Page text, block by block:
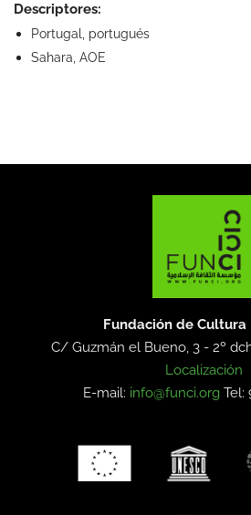
Descriptores:
Portugal, portugués
Sahara, AOE
Fundación de Cultura
C/ Guzmán el Bueno, 3 - 2º
Localización
E-mail: info@funci.org Tel: